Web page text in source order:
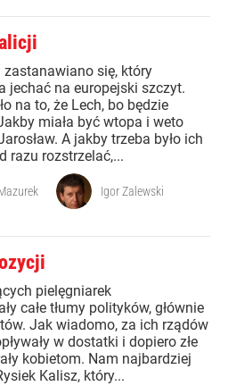
się, który
jechać na europejski szczyt.
na to, że Lech, bo będzie
miała być wtopa i weto
A jakby trzeba było ich
razu rozstrzelać,...
Igor Zalewski
pielęgniarek
całe tłumy polityków, głównie
Jak wiadomo, za ich rządów
w dostatki i dopiero złe
kobietom. Nam najbardziej
Kalisz, który...